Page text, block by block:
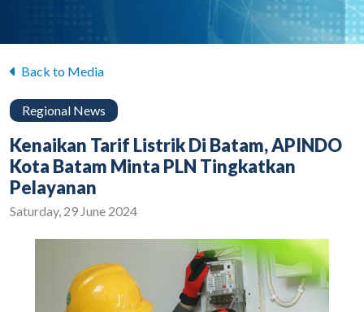
Back to Media
Regional News
Kenaikan Tarif Listrik Di Batam, APINDO
Kota Batam Minta PLN Tingkatkan
Pelayanan
Saturday, 29 June 2024